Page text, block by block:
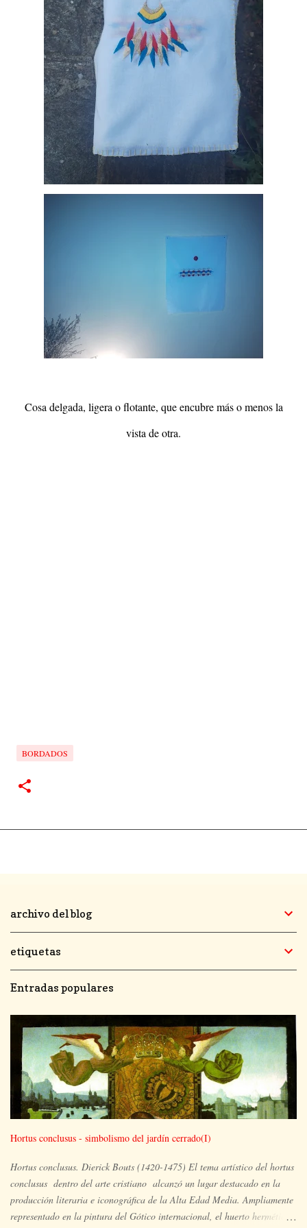
Cosa delgada, ligera o flotante, que encubre más o menos la
vista de otra.
BORDADOS
archivo del blog
etiquetas
Entradas populares
Hortus conclusus - simbolismo del jardín cerrado(I)
Hortus conclusus. Dierick Bouts (1420-1475) El tema artístico del hortus
conclusus dentro del arte cristiano alcanzó un lugar destacado en la
producción literaria e iconográfica de la Alta Edad Media. Ampliamente
representado en la pintura del Gótico internacional, el huerto hermético